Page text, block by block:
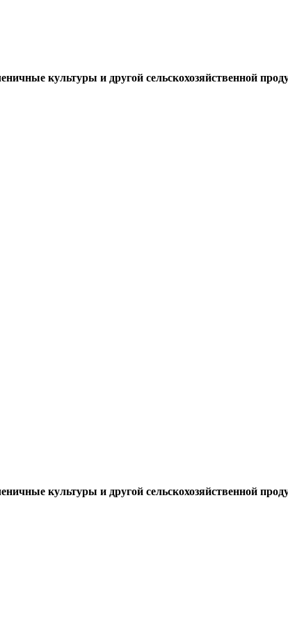
культуры и другой сельскохозяйственной
культуры и другой сельскохозяйственной